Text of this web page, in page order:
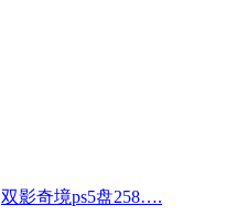
双影奇境ps5盘258….